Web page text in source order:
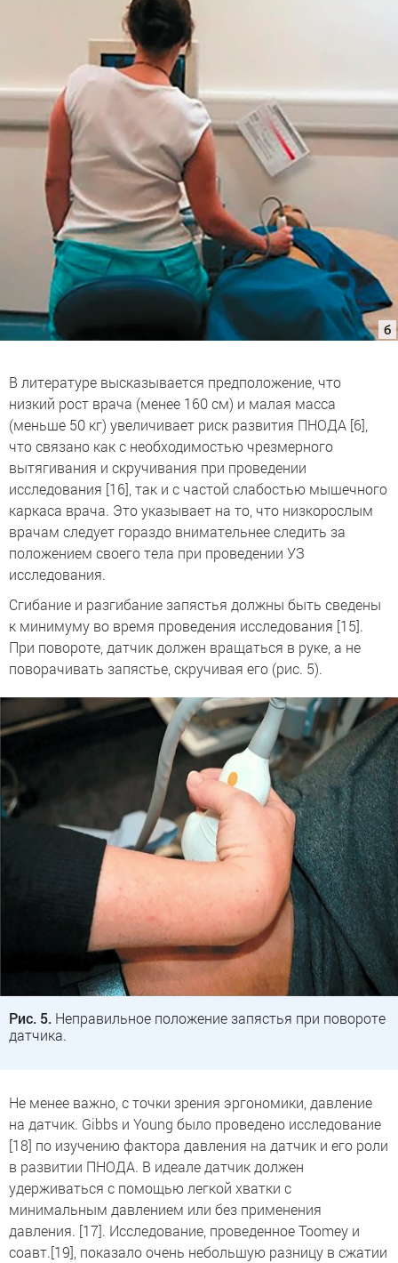
В литературе высказывается предположение, что
низкий рост врача (менее 160 см) и малая масса
(меньше 50 кг) увеличивает риск развития ПНОДА [6],
что связано как с необходимостью чрезмерного
вытягивания и скручивания при проведении
исследования [16], так и с частой слабостью мышечного
каркаса врача. Это указывает на то, что низкорослым
врачам следует гораздо внимательнее следить за
положением своего тела при проведении УЗ
исследования.
Сгибание и разгибание запястья должны быть сведены
к минимуму во время проведения исследования [15].
При повороте, датчик должен вращаться в руке, а не
поворачивать запястье, скручивая его (рис. 5).
Рис. 5. Неправильное положение запястья при повороте
датчика.
Не менее важно, с точки зрения эргономики, давление
на датчик. Gibbs и Young было проведено исследование
[18] по изучению фактора давления на датчик и его роли
в развитии ПНОДА. В идеале датчик должен
удерживаться с помощью легкой хватки с
минимальным давлением или без применения
давления. [17]. Исследование, проведенное Toomey и
соавт.[19], показало очень небольшую разницу в сжатии